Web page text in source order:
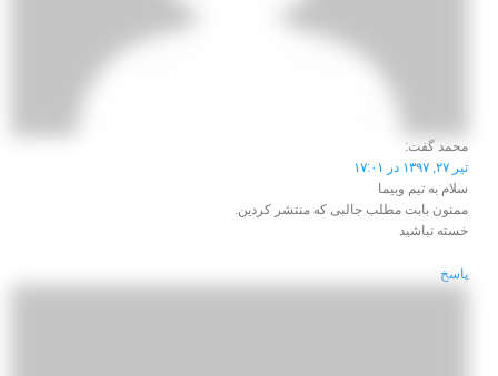
محمد گفت:
تیر ۲۷, ۱۳۹۷ در ۱۷:۰۱
سلام به تیم وبیما
ممنون بابت مطلب جالبی که منتشر کردین.
خسته نباشید
پاسخ